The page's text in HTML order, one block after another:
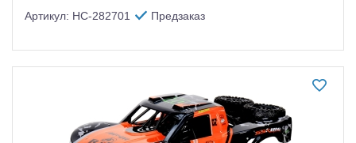
Артикул: HC-282701 Предзаказ